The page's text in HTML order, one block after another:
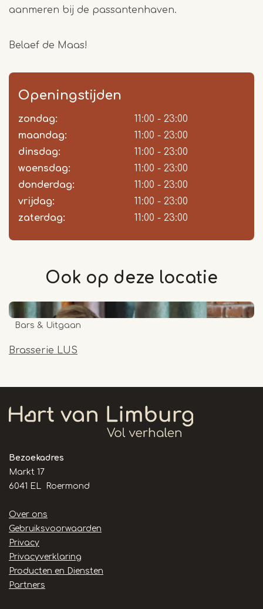
aanmeren bij de passantenhaven.
Belaef de Maas!
Openingstijden
Dag
Time
slot
Reactie
zondag:
11:00 - 23:00
maandag:
11:00 - 23:00
dinsdag:
11:00 - 23:00
woensdag:
11:00 - 23:00
donderdag:
11:00 - 23:00
vrijdag:
11:00 - 23:00
zaterdag:
11:00 - 23:00
Ook op deze locatie
Brasserie LUS
Bars & Uitgaan
Bezoekadres
Markt 17
6041 EL Roermond
Handige
links
Over ons
Gebruiksvoorwaarden
Privacy
Privacyverklaring
Producten en Diensten
Partners